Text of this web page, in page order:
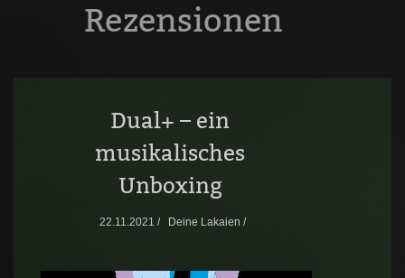
Rezensionen
Dual+ – ein
musikalisches
Unboxing
22.11.2021 / Deine Lakaien /